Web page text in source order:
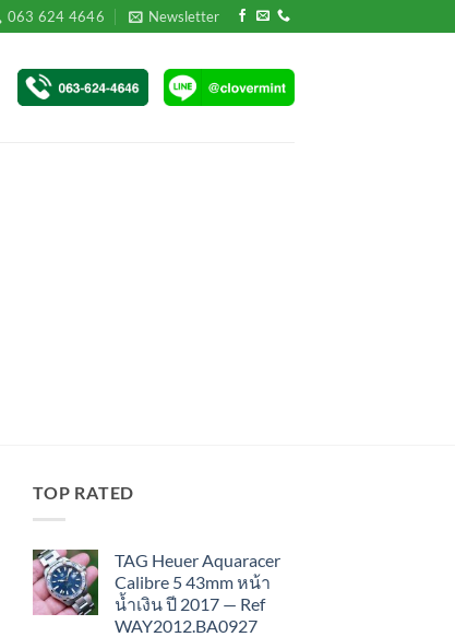
063 624 4646 Newsletter
TOP RATED
TAG Heuer Aquaracer
Calibre 5 43mm หน้า
น้ำเงิน ปี 2017 — Ref
WAY2012.BA0927